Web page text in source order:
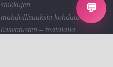
💬
sinkkujen
mahdollisuuksia kohdata
kasvotusten – matalalla